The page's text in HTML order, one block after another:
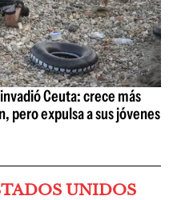
Ceuta: crece más
pero expulsa a sus jóvenes
UNIDOS